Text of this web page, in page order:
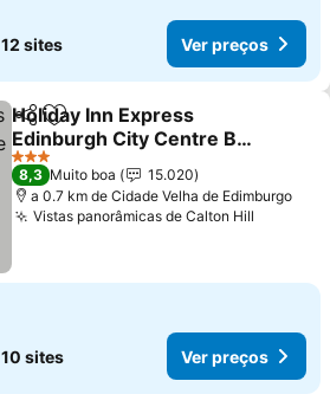
12 sites Ver preços
PartilharAdicionar aos favoritos
Holiday Inn Express
Edinburgh City Centre By
Ihg
Ver preços
3 Estrelas
8,3 Muito boa
15.020
a 0.7 km de Cidade Velha de Edimburgo
Vistas panorâmicas de Calton Hill
10 sites Ver preços